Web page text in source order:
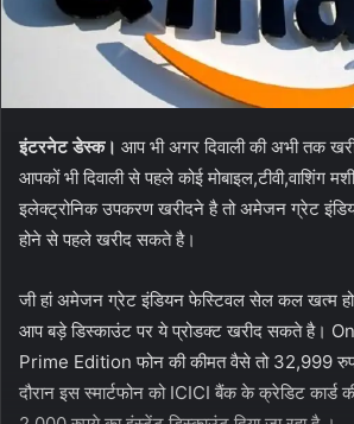
इंटरनेट डेस्क। आप भी अगर दिवाली की अभी तक
आपकों भी दिवाली से पहले कोई मोबाइल,टीवी,वाशिंग
इलेक्ट्रोनिक उपकरण खरीदने है तो अमेजन ग्रेट
होने से पहले खरीद सकते है।
जी हां अमेजन ग्रेट इंडियन फेस्टिवल सेल कल खत्म
आप बड़े डिस्काउंट पर ये प्रोडक्ट खरीद सकते है।
Prime Edition फोन की कीमत वैसे तो 32,999
दौरान इस स्मार्टफोन को ICICI बैंक के क्रेडिट कार्ड